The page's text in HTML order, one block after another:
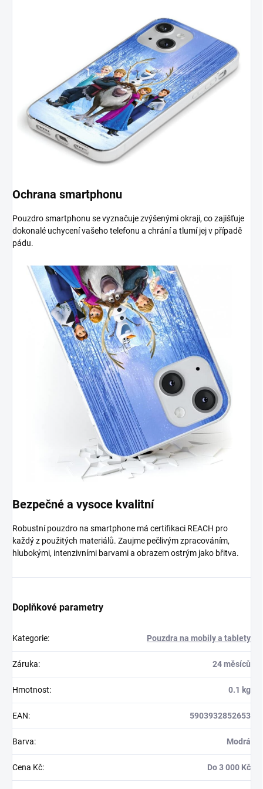
Ochrana smartphonu
Pouzdro smartphonu se vyznačuje zvýšenými okraji, co zajišťuje
dokonalé uchycení vašeho telefonu a chrání a tlumí jej v případě
pádu.
Bezpečné a vysoce kvalitní
Robustní pouzdro na smartphone má certifikaci REACH pro
každý z použitých materiálů. Zaujme pečlivým zpracováním,
hlubokými, intenzivními barvami a obrazem ostrým jako břitva.
Doplňkové parametry
Kategorie: Pouzdra na mobily a tablety
Záruka: 24 měsíců
Hmotnost: 0.1 kg
EAN: 5903932852653
Barva: Modrá
Cena Kč: Do 3 000 Kč